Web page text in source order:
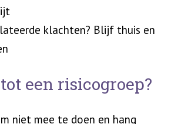
klachten? Blijf thuis en
een risicogroep?
niet mee te doen en hang